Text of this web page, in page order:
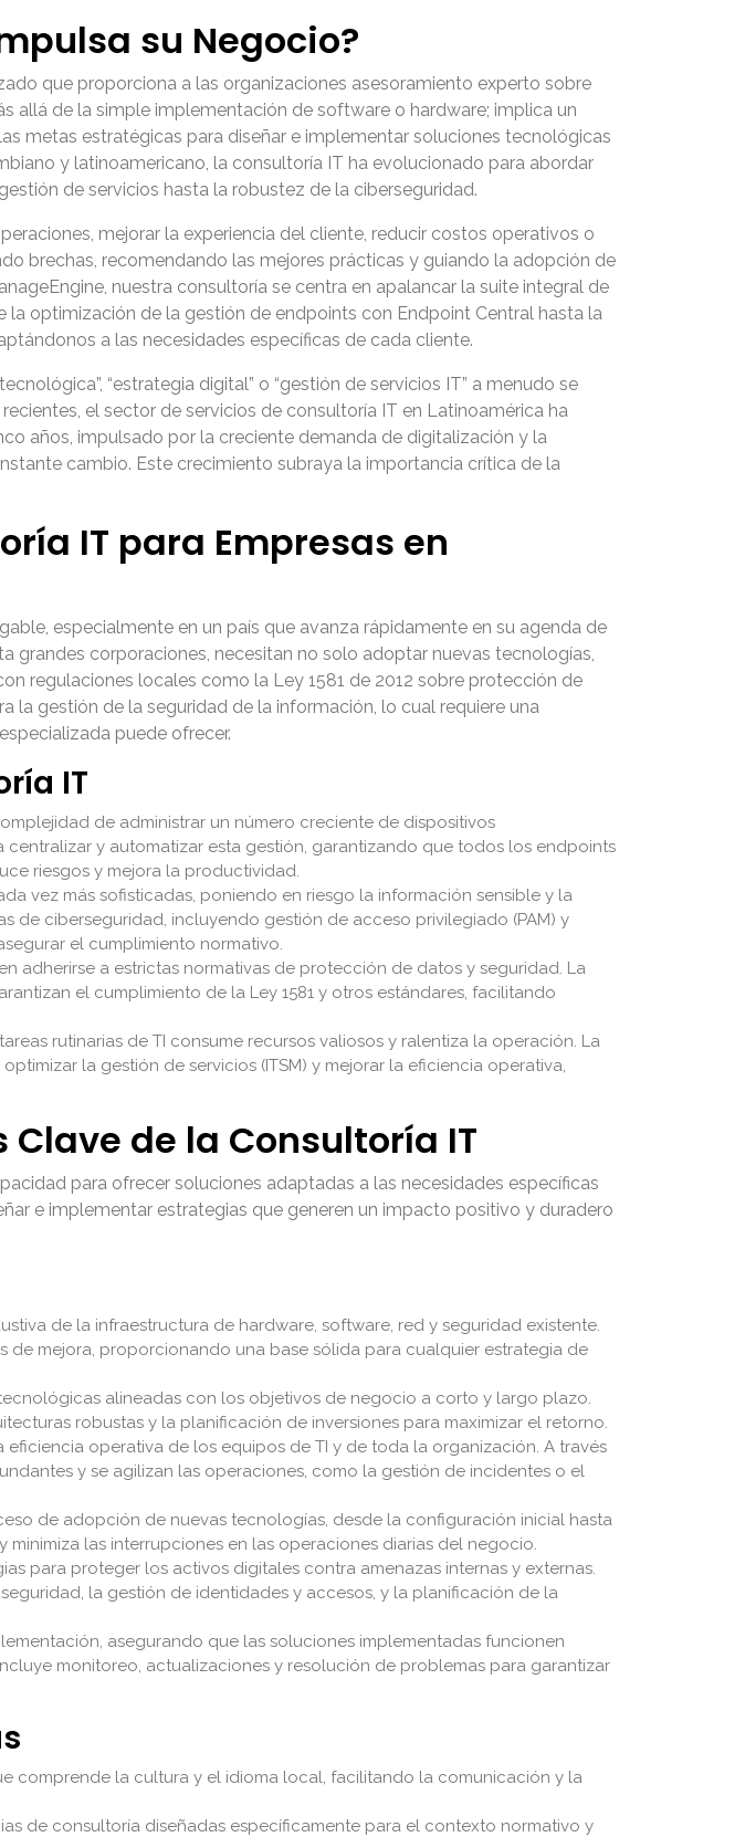
su Negocio?
que proporciona a las organizaciones asesoramiento experto sobre
allá de la simple implementación de software o hardware; implica un
metas estratégicas para diseñar e implementar soluciones tecnológicas
y latinoamericano, la consultoría IT ha evolucionado para abordar
de servicios hasta la robustez de la ciberseguridad.
mejorar la experiencia del cliente, reducir costos operativos o
brechas, recomendando las mejores prácticas y guiando la adopción de
nuestra consultoría se centra en apalancar la suite integral de
optimización de la gestión de endpoints con Endpoint Central hasta la
a las necesidades específicas de cada cliente.
“estrategia digital” o “gestión de servicios IT” a menudo se
el sector de servicios de consultoría IT en Latinoamérica ha
años, impulsado por la creciente demanda de digitalización y la
cambio. Este crecimiento subraya la importancia crítica de la
IT para Empresas en
especialmente en un país que avanza rápidamente en su agenda de
grandes corporaciones, necesitan no solo adoptar nuevas tecnologías,
regulaciones locales como la Ley 1581 de 2012 sobre protección de
la gestión de la seguridad de la información, lo cual requiere una
puede ofrecer.
IT
de administrar un número creciente de dispositivos
y automatizar esta gestión, garantizando que todos los endpoints
riesgos y mejora la productividad.
vez más sofisticadas, poniendo en riesgo la información sensible y la
de ciberseguridad, incluyendo gestión de acceso privilegiado (PAM) y
el cumplimiento normativo.
adherirse a estrictas normativas de protección de datos y seguridad. La
el cumplimiento de la Ley 1581 y otros estándares, facilitando
rutinarias de TI consume recursos valiosos y ralentiza la operación. La
la gestión de servicios (ITSM) y mejorar la eficiencia operativa,
de la Consultoría IT
para ofrecer soluciones adaptadas a las necesidades específicas
e implementar estrategias que generen un impacto positivo y duradero
de la infraestructura de hardware, software, red y seguridad existente.
de mejora, proporcionando una base sólida para cualquier estrategia de
alineadas con los objetivos de negocio a corto y largo plazo.
robustas y la planificación de inversiones para maximizar el retorno.
eficiencia operativa de los equipos de TI y de toda la organización. A través
y se agilizan las operaciones, como la gestión de incidentes o el
de adopción de nuevas tecnologías, desde la configuración inicial hasta
las interrupciones en las operaciones diarias del negocio.
para proteger los activos digitales contra amenazas internas y externas.
la gestión de identidades y accesos, y la planificación de la
asegurando que las soluciones implementadas funcionen
monitoreo, actualizaciones y resolución de problemas para garantizar
comprende la cultura y el idioma local, facilitando la comunicación y la
de consultoría diseñadas específicamente para el contexto normativo y